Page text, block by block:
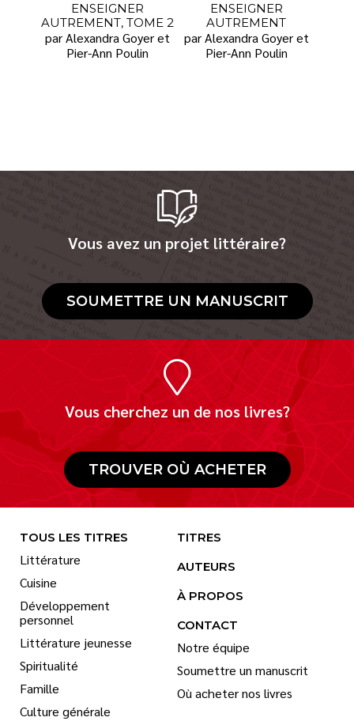
ENSEIGNER
AUTREMENT, TOME 2
par Alexandra Goyer et
Pier-Ann Poulin
ENSEIGNER
AUTREMENT
par Alexandra Goyer et
Pier-Ann Poulin
Vous avez un projet littéraire?
SOUMETTRE UN MANUSCRIT
Vous cherchez un de nos livres?
TROUVER OÙ ACHETER
TOUS LES TITRES
Littérature
Cuisine
Développement
personnel
Littérature jeunesse
Spiritualité
Famille
Culture générale
TITRES
AUTEURS
À PROPOS
CONTACT
Notre équipe
Soumettre un manuscrit
Où acheter nos livres